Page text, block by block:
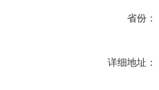
省份：
详细地址：